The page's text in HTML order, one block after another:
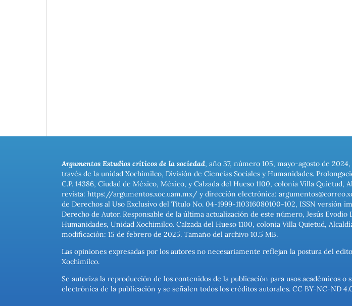
Argumentos Estudios críticos de la sociedad, año 37, número 105, mayo-agosto de
través de la unidad Xochimilco, División de Ciencias Sociales y Humanidades.
C.P. 14386, Ciudad de México, México, y Calzada del Hueso 1100, colonia Villa
revista: https://argumentos.xoc.uam.mx/ y dirección electrónica:
de Derechos al Uso Exclusivo del Título No. 04-1999-110316080100-102, ISSN
Derecho de Autor. Responsable de la última actualización de este número, Jesús
Humanidades, Unidad Xochimilco. Calzada del Hueso 1100, colonia Villa Quietud,
modificación: 15 de febrero de 2025. Tamaño del archivo 10.5 MB.
Las opiniones expresadas por los autores no necesariamente reflejan la postura del
Xochimilco.
Se autoriza la reproducción de los contenidos de la publicación para usos académicos
electrónica de la publicación y se señalen todos los créditos autorales. CC BY-NC-ND